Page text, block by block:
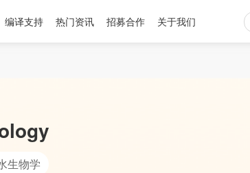
编译支持 热门资讯 招募合作 关于我们
生物学